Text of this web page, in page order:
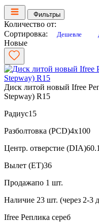
Фильтры
Количество от:
Сортировка:
Дешевле
Новые
Диск литой новый Ifree
Stepway) R15
Радиус15
Разболтовка (PCD)4x100
Центр. отверстие (DIA)60.1
Вылет (ET)36
Продажапо 1 шт.
Наличие 23 шт. (через 2-3
Ifree Реплика сереб